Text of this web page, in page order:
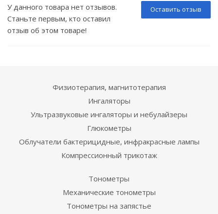
Оставить отзыв
У данного товара нет отзывов.
Станьте первым, кто оставил
отзыв об этом товаре!
Физиотерапия, магнитотерапия
Ингаляторы
Ультразвуковые ингаляторы и небулайзеры
Глюкометры
Облучатели бактерицидные, инфракрасные лампы
Компрессионный трикотаж
Тонометры
Механические тонометры
Тонометры на запястье